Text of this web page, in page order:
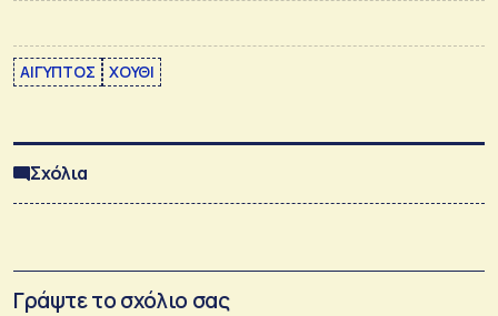
ΑΙΓΥΠΤΟΣ ΧΟΥΘΙ
Σχόλια
Γράψτε το σχόλιο σας